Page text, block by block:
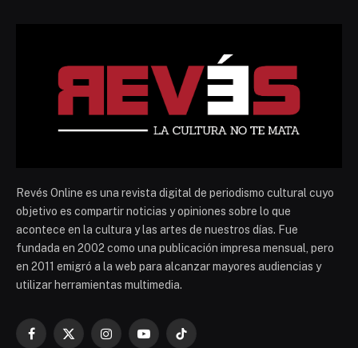
Revés Online es una revista digital de periodismo cultural cuyo
objetivo es compartir noticias y opiniones sobre lo que
acontece en la cultura y las artes de nuestros días. Fue
fundada en 2002 como una publicación impresa mensual, pero
en 2011 emigró a la web para alcanzar mayores audiencias y
utilizar herramientas multimedia.
Facebook
X
InstagramYouTubeTikTok